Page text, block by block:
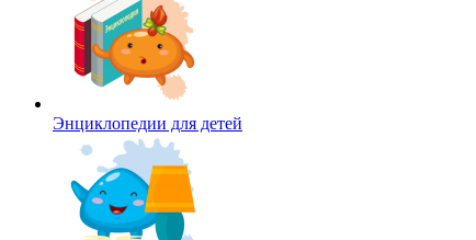
Энциклопедии для детей